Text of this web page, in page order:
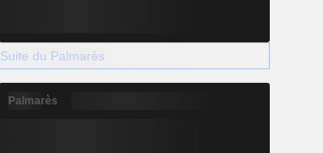
Suite du Palmarès
Palmarès